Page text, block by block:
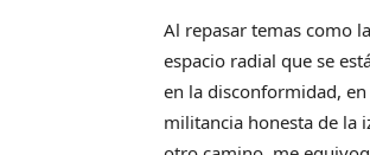
Al repasar temas como
espacio radial que se
en la disconformidad,
militancia honesta de la